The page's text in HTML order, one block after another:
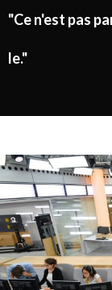
"Ce n'est pas
le."